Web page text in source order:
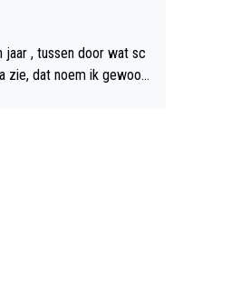
verlies zoiets te onder
dat ik ken hadde
Wij voelen nu dat ons aa
autistische tiener zoon
jaar , tussen door wat sc
zie, dat noem ik gewoon